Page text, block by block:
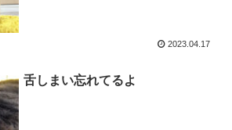
2023.04.17
舌しまい忘れてるよ